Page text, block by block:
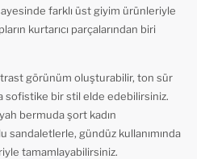
farklı üst giyim ürünleriyle
kurtarıcı parçalarından biri
görünüm oluşturabilir, ton sür
sofistike bir stil elde edebilirsiniz.
bermuda şort kadın
sandaletlerle, gündüz kullanımında
tamamlayabilirsiniz.